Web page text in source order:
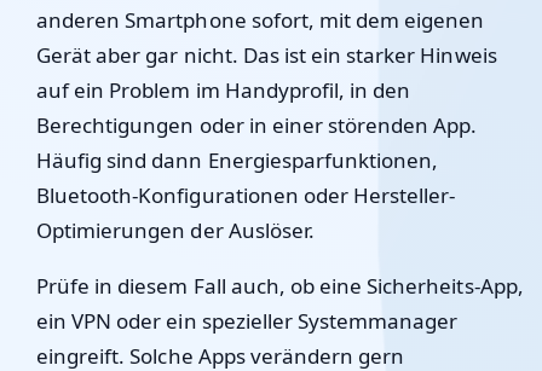
anderen Smartphone sofort, mit dem eigenen
Gerät aber gar nicht. Das ist ein starker Hinweis
auf ein Problem im Handyprofil, in den
Berechtigungen oder in einer störenden App.
Häufig sind dann Energiesparfunktionen,
Bluetooth-Konfigurationen oder Hersteller-
Optimierungen der Auslöser.
Prüfe in diesem Fall auch, ob eine Sicherheits-App,
ein VPN oder ein spezieller Systemmanager
eingreift. Solche Apps verändern gern